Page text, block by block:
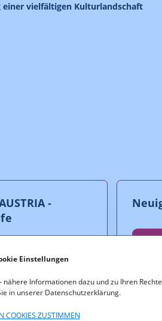
Einstellungen
nähere Informationen dazu und zu Ihren
in unserer Datenschutzerklärung.
COOKIES ZUSTIMMEN
einer vielfältigen Kulturlandschaft
-